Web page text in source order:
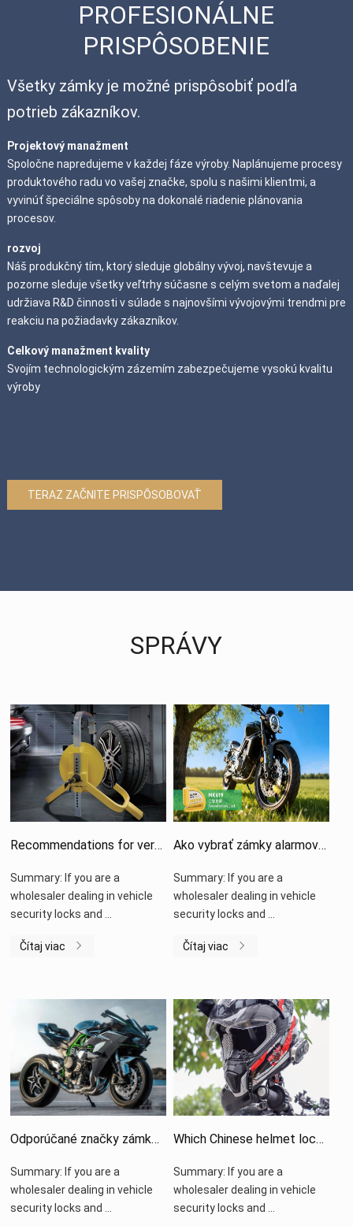
PROFESIONÁLNE
PRISPÔSOBENIE
Všetky zámky je možné prispôsobiť podľa
potrieb zákazníkov.
Projektový manažment
Spoločne napredujeme v každej fáze výroby. Naplánujeme procesy
produktového radu vo vašej značke, spolu s našimi klientmi, a
vyvinúť špeciálne spôsoby na dokonalé riadenie plánovania
procesov.
rozvoj
Náš produkčný tím, ktorý sleduje globálny vývoj, navštevuje a
pozorne sleduje všetky veľtrhy súčasne s celým svetom a naďalej
udržiava R&D činnosti v súlade s najnovšími vývojovými trendmi pre
reakciu na požiadavky zákazníkov.
Celkový manažment kvality
Svojím technologickým zázemím zabezpečujeme vysokú kvalitu
výroby
TERAZ ZAČNITE PRISPÔSOBOVAŤ
SPRÁVY
Recommendations for versatile Wheel clamp locks suitable for various scenarios—helping purchasers quickly resolve selection challenges
Summary: If you are a
wholesaler dealing in vehicle
security locks and
Čítaj viac
Ako vybrať zámky alarmov motocyklov: Kontrolný zoznam na identifikáciu spoľahlivých priamych dodávateľov
Summary: If you are a
wholesaler dealing in vehicle
security locks and
Čítaj viac
Odporúčané značky zámkov na motocykle
Summary: If you are a
wholesaler dealing in vehicle
security locks and ...
Which Chinese helmet lock supplier is the best
Summary: If you are a
wholesaler dealing in vehicle
security locks and ...